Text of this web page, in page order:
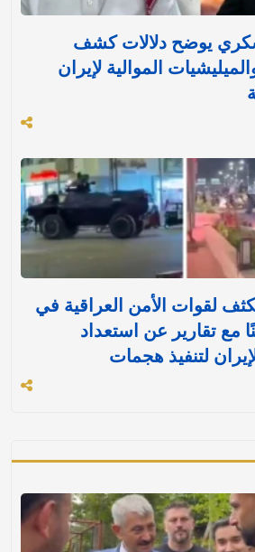
يوضح دلالات كشف
الموالية لإيران
لقوات الأمن العراقية في
مع تقارير عن استعداد
لتنفيذ هجمات